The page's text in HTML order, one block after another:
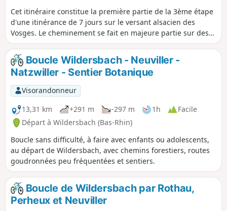
Cet itinéraire constitue la première partie de la 3ème étape
d'une itinérance de 7 jours sur le versant alsacien des
Vosges. Le cheminement se fait en majeure partie sur des
routes forestières en bon état. Le balisage, excellent,est
constitué de plaquettes sur lesquelles figurent un logo VTT
Orange ou Rouge accompagné de la mention TMV
(Traversée du Massif Vosgien).
Boucle Wildersbach - Neuviller -
Natzwiller - Sentier Botanique
Visorandonneur
13,31 km
+291 m -297 m 1h
Facile
Départ à Wildersbach (Bas-Rhin)
Boucle sans difficulté, à faire avec enfants ou adolescents,
au départ de Wildersbach, avec chemins forestiers, routes
goudronnées peu fréquentées et sentiers.
Boucle de Wildersbach par Rothau,
Perheux et Neuviller